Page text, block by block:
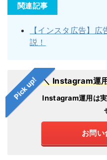
関連記事
【インスタ広告】
説！
Pick up! ＼ Instagram運
Instagram運用は
お問い